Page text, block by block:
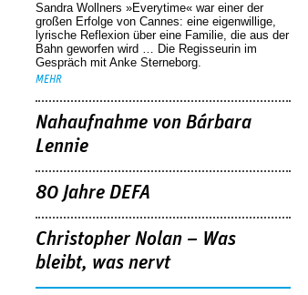
Sandra Wollners »Everytime« war einer der
großen Erfolge von Cannes: eine eigenwillige,
lyrische Reflexion über eine ­Familie, die aus der
Bahn geworfen wird … Die Regisseurin im
Gespräch mit Anke Sterneborg.
MEHR
Nahaufnahme von Bárbara
Lennie
80 Jahre DEFA
Christopher Nolan – Was
bleibt, was nervt